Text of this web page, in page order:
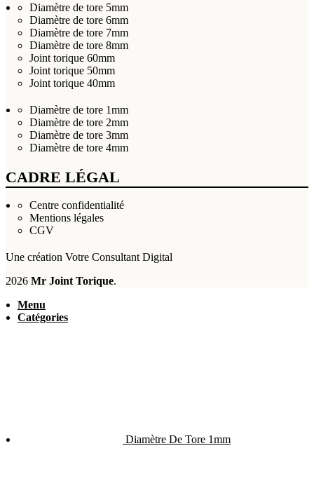
Diamètre de tore 5mm
Diamètre de tore 6mm
Diamètre de tore 7mm
Diamètre de tore 8mm
Joint torique 60mm
Joint torique 50mm
Joint torique 40mm
Diamètre de tore 1mm
Diamètre de tore 2mm
Diamètre de tore 3mm
Diamètre de tore 4mm
CADRE LÉGAL
Centre confidentialité
Mentions légales
CGV
Une création Votre Consultant Digital
2026 Mr Joint Torique.
Menu
Catégories
Diamètre De Tore 1mm